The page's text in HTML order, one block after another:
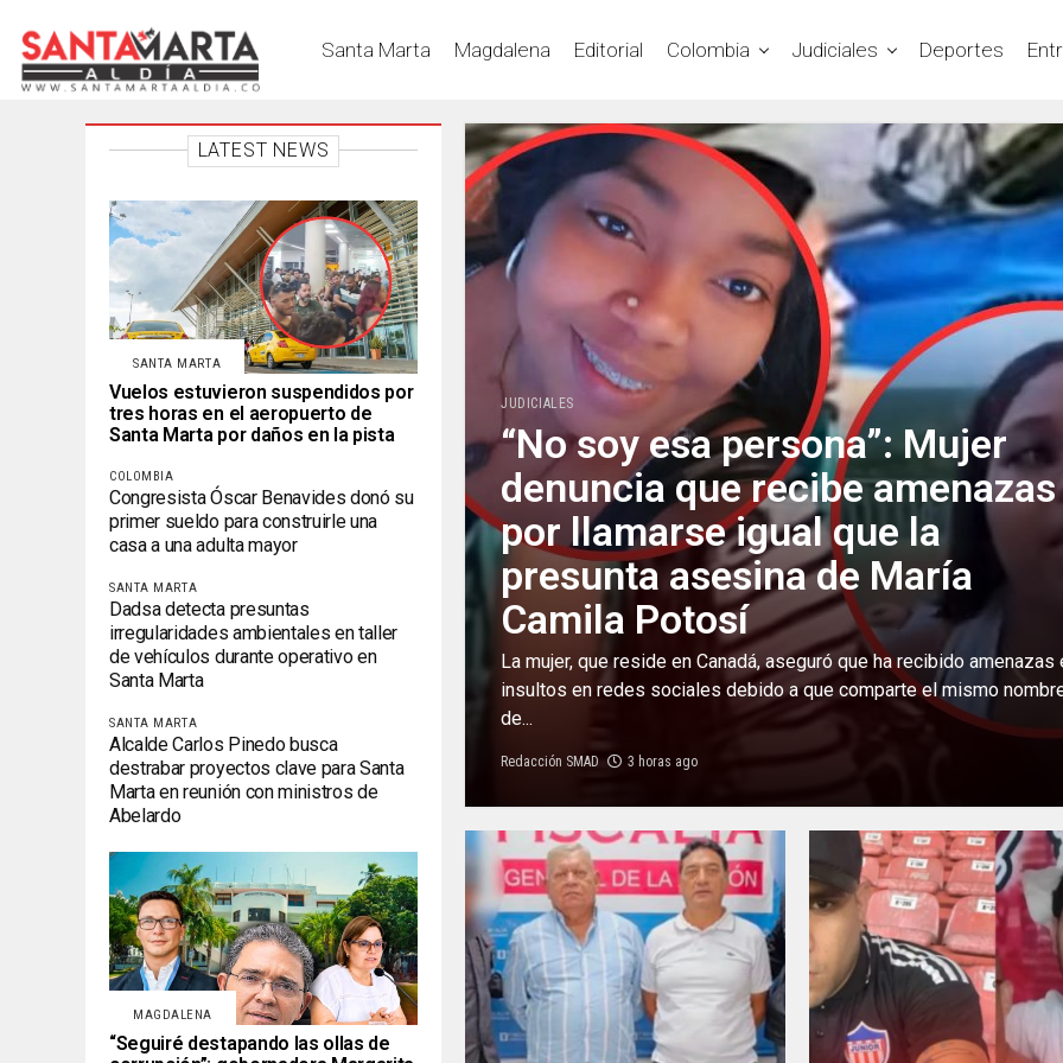
Santa Marta Magdalena Editorial Colombia Judiciales Deportes
JUDICIALES
“No soy esa persona”: Mujer
denuncia que recibe amenazas
por llamarse igual que la
presunta asesina de María
Camila Potosí
La mujer, que reside en Canadá, aseguró que ha recibido amenazas
insultos en redes sociales debido a que comparte el mismo
de...
Redacción SMAD 3 horas ago
LATEST NEWS
SANTA MARTA
Vuelos estuvieron suspendidos por
tres horas en el aeropuerto de
Santa Marta por daños en la pista
COLOMBIA
Congresista Óscar Benavides donó su
primer sueldo para construirle una
casa a una adulta mayor
SANTA MARTA
Dadsa detecta presuntas
irregularidades ambientales en taller
de vehículos durante operativo en
Santa Marta
SANTA MARTA
Alcalde Carlos Pinedo busca
destrabar proyectos clave para Santa
Marta en reunión con ministros de
Abelardo
MAGDALENA
“Seguiré destapando las ollas de